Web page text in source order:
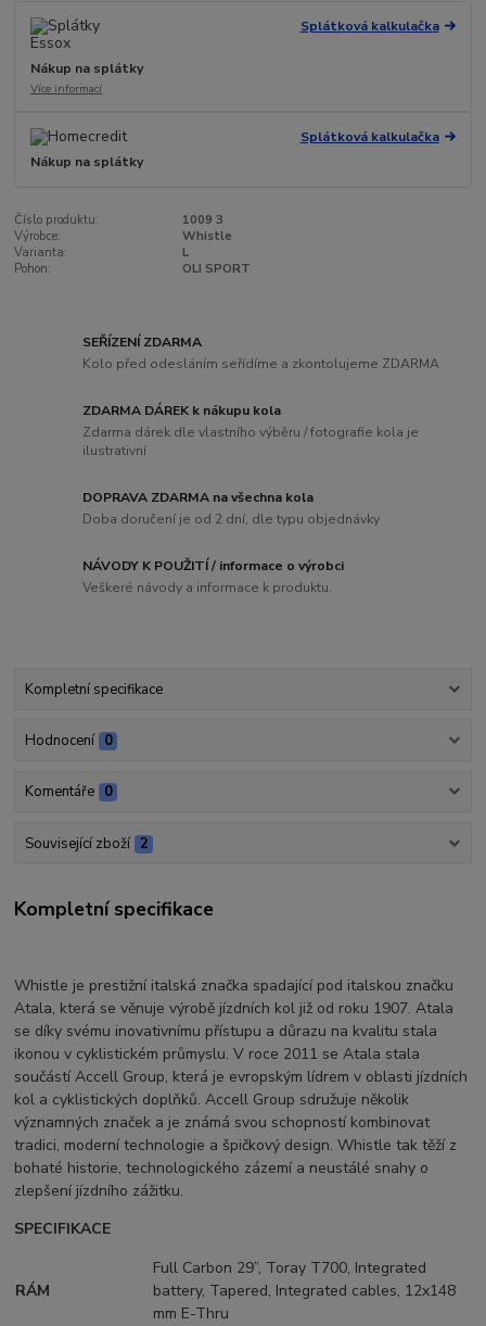
Splátková kalkulačka
Nákup na splátky
Více informací
Splátková kalkulačka
Nákup na splátky
Číslo produktu:
1009 3
Výrobce:
Whistle
Varianta:
L
Pohon:
OLI SPORT
SEŘÍZENÍ ZDARMA
Kolo před odesláním seřídíme a zkontolujeme ZDARMA
ZDARMA DÁREK k nákupu kola
Zdarma dárek dle vlastního výběru / fotografie kola je
ilustrativní
DOPRAVA ZDARMA na všechna kola
Doba doručení je od 2 dní, dle typu objednávky
NÁVODY K POUŽITÍ / informace o výrobci
Veškeré návody a informace k produktu.
Kompletní specifikace
Hodnocení 0
Komentáře 0
Související zboží 2
Kompletní specifikace
Whistle je prestižní italská značka spadající pod italskou značku
Atala, která se věnuje výrobě jízdních kol již od roku 1907. Atala
se díky svému inovativnímu přístupu a důrazu na kvalitu stala
ikonou v cyklistickém průmyslu. V roce 2011 se Atala stala
součástí Accell Group, která je evropským lídrem v oblasti jízdních
kol a cyklistických doplňků. Accell Group sdružuje několik
významných značek a je známá svou schopností kombinovat
tradici, moderní technologie a špičkový design. Whistle tak těží z
bohaté historie, technologického zázemí a neustálé snahy o
zlepšení jízdního zážitku.
SPECIFIKACE
RÁM
Full Carbon 29”, Toray T700, Integrated
battery, Tapered, Integrated cables, 12x148
mm E-Thru